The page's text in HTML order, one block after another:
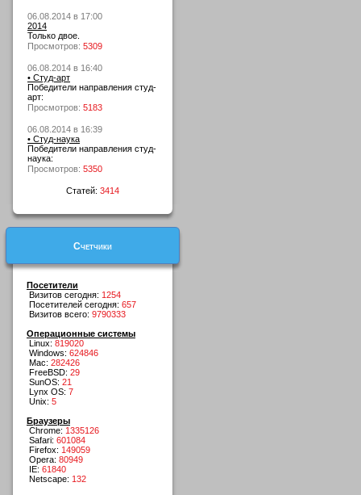
06.08.2014 в 17:00
2014
Только двое.
Просмотров: 5309
06.08.2014 в 16:40
• Студ-арт
Победители направления студ-
арт:
Просмотров: 5183
06.08.2014 в 16:39
• Студ-наука
Победители направления студ-
наука:
Просмотров: 5350
Статей: 3414
Счетчики
Посетители
Визитов сегодня: 1254
Посетителей сегодня: 657
Визитов всего: 9790333
Операционные системы
Linux: 819020
Windows: 624846
Mac: 282426
FreeBSD: 29
SunOS: 21
Lynx OS: 7
Unix: 5
Браузеры
Chrome: 1335126
Safari: 601084
Firefox: 149059
Opera: 80949
IE: 61840
Netscape: 132